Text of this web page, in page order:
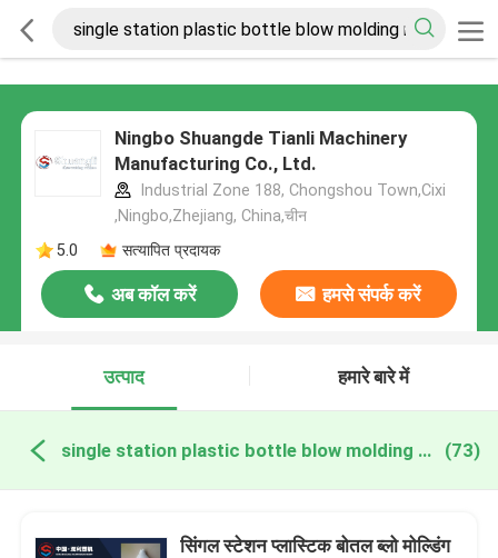
Ningbo Shuangde Tianli Machinery
Manufacturing Co., Ltd.
Industrial Zone 188, Chongshou Town,Cixi
,Ningbo,Zhejiang, China,चीन
5.0
सत्यापित प्रदायक
अब कॉल करें हमसे संपर्क करें
उत्पाद हमारे बारे में
single station plastic bottle blow molding machine ऑनलाइन निर्माण (73)
सिंगल स्टेशन प्लास्टिक बोतल ब्लो मोल्डिंग